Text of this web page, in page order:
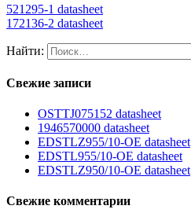
521295-1 datasheet
172136-2 datasheet
Найти:
Свежие записи
OSTTJ075152 datasheet
1946570000 datasheet
EDSTLZ955/10-OE datasheet
EDSTL955/10-OE datasheet
EDSTLZ950/10-OE datasheet
Свежие комментарии